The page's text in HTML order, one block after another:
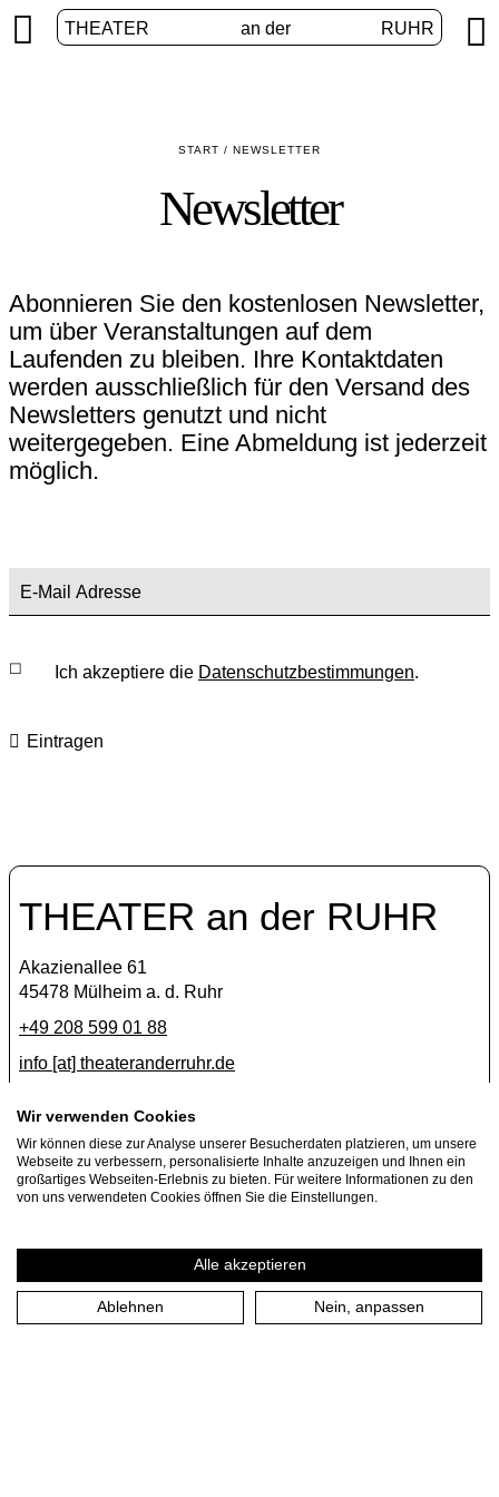
THEATER an der RUHR
 
START / NEWSLETTER
Newsletter
Abonnieren Sie den kostenlosen Newsletter,
um über Veranstaltungen auf dem
Laufenden zu bleiben. Ihre Kontaktdaten
werden ausschließlich für den Versand des
Newsletters genutzt und nicht
weitergegeben. Eine Abmeldung ist jederzeit
möglich.
Ich akzeptiere die Datenschutzbestimmungen.
Eintragen
THEATER an der RUHR
Akazienallee 61
45478 Mülheim a. d. Ruhr
+49 208 599 01 88
info [​at​] theateranderruhr.de
Facebook
Instagram
Newsletter
Datenschutzerklärung Cookie-Einstellungen
Wir verwenden Cookies
Wir können diese zur Analyse unserer Besucherdaten platzieren, um unsere
Webseite zu verbessern, personalisierte Inhalte anzuzeigen und Ihnen ein
großartiges Webseiten-Erlebnis zu bieten. Für weitere Informationen zu den
von uns verwendeten Cookies öffnen Sie die Einstellungen.
Alle akzeptieren
Ablehnen Nein, anpassen